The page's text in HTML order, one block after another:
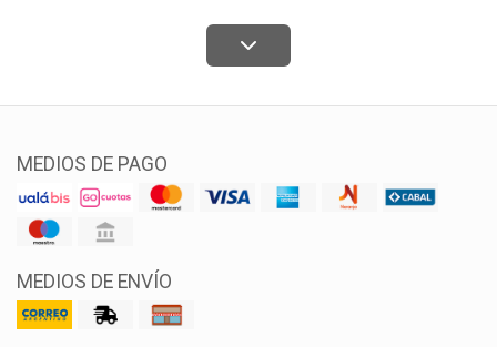
MEDIOS DE PAGO
MEDIOS DE ENVÍO